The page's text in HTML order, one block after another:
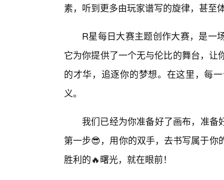
素，听到更多由玩家谱写的旋律，甚至
R星每日大赛主题创作大赛，是一
它为你提供了一个无与伦比的舞台，
的才华，追逐你的梦想。在这里，每
义。
我们已经为你准备好了画布，准
第一步😎，用你的双手，去书写属于
胜利的🔥曙光，就在眼前！